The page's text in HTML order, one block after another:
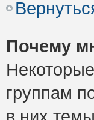
Почему
группам